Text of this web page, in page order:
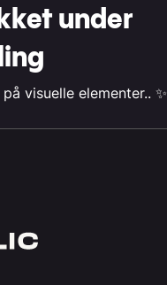
under
visuelle elementer.. ✨